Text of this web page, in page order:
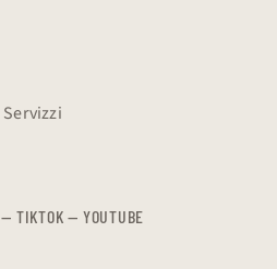
Servizzi
— TIKTOK — YOUTUBE